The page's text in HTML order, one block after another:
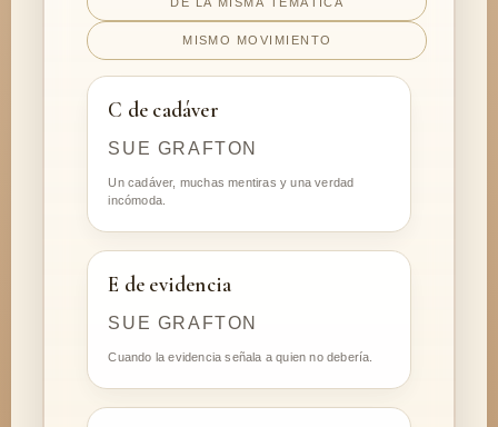
MISMO MOVIMIENTO
C de cadáver
SUE GRAFTON
Un cadáver, muchas mentiras y una verdad
incómoda.
E de evidencia
SUE GRAFTON
Cuando la evidencia señala a quien no debería.